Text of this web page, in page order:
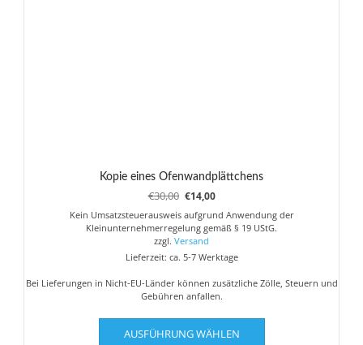
Kopie eines Ofenwandplättchens
€30,00 Ursprünglicher
Preis
war:
€30,00
€14,00Aktueller
Preis
ist:
Kein Umsatzsteuerausweis aufgrund Anwendung der
Kleinunternehmerregelung gemäß § 19 UStG.
zzgl. Versand
Lieferzeit: ca. 5-7 Werktage
Bei Lieferungen in Nicht-EU-Länder können zusätzliche Zölle, Steuern und
Gebühren anfallen.
AUSFÜHRUNG WÄHLEN
Dieses